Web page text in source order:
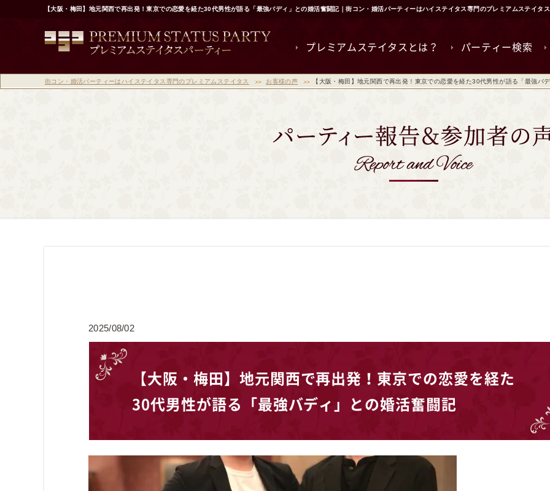
【大阪・梅田】地元関西で再出発！東京での恋愛を経た30代男性が語る「最強バディ」との婚活奮闘記｜街コン・婚活パーティーはハイステイタス専門のプレミアムステイタス
プレミアムステイタスとは？ パーティー検索
街コン・婚活パーティーはハイステイタス専門のプレミアムステイタス お客様の声 【大阪・梅田】地元関西で再出発！東京での恋愛を経た30代男性が語る「最強バ
2025/08/02
【大阪・梅田】地元関西で再出発！東京での恋愛を経た
30代男性が語る「最強バディ」との婚活奮闘記